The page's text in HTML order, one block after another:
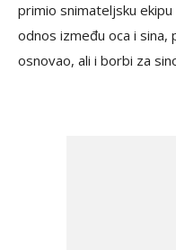
primio snimateljsku
odnos između oca i
osnovao, ali i borbi za